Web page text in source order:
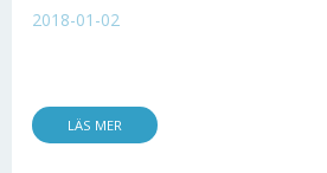
2018-01-02
LÄS MER